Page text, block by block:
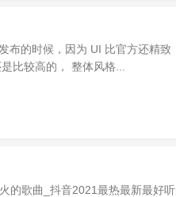
布的时候，因为 UI 比官方还精致
比较高的， 整体风格...
的歌曲_抖音2021最热最新最好